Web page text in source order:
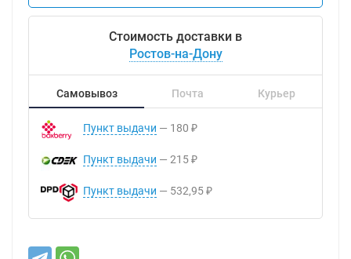
Стоимость доставки в
Ростов-на-Дону
Самовывоз Почта Курьер
Пункт выдачи 180 ₽
Пункт выдачи 215 ₽
Пункт выдачи 532,95 ₽